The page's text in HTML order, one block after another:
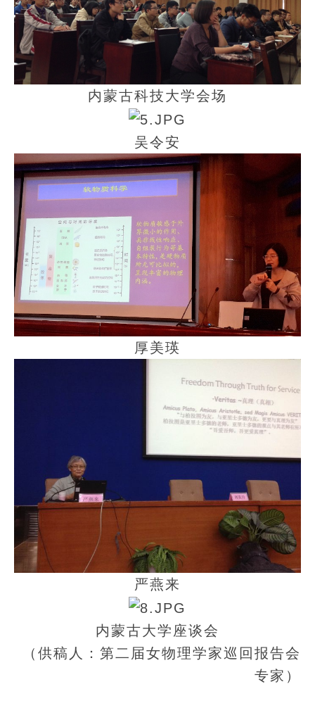
内蒙古科技大学会场
吴令安
厚美瑛
严燕来
内蒙古大学座谈会
（供稿人：第二届女物理学家巡回报告会
专家）